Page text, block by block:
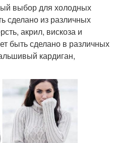
выбор для холодных
сделано из различных
акрил, вискоза и
быть сделано в различных
кардиган,